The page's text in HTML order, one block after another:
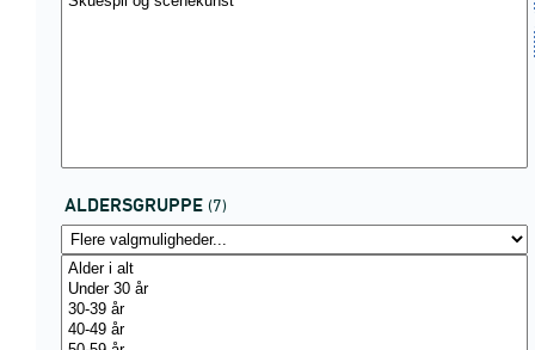
ALDERSGRUPPE (7)